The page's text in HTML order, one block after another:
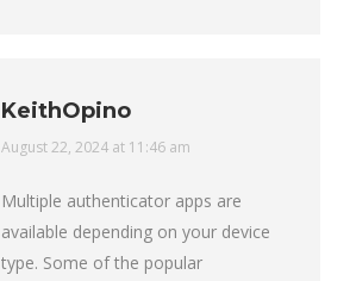
KeithOpino
says:
August 22, 2024 at 11:46 am
Multiple authenticator apps are
available depending on your device
type. Some of the popular